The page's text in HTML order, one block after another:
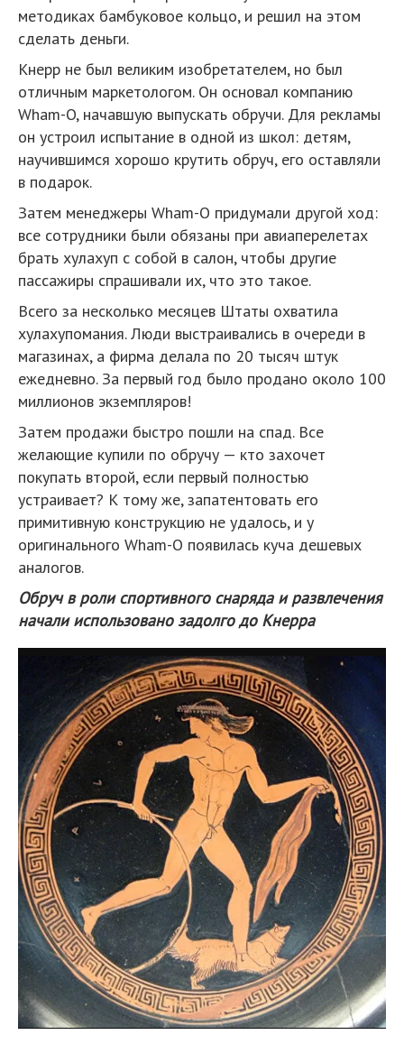
методиках бамбуковое кольцо, и решил на этом
сделать деньги.
Кнерр не был великим изобретателем, но был
отличным маркетологом. Он основал компанию
Wham-O, начавшую выпускать обручи. Для рекламы
он устроил испытание в одной из школ: детям,
научившимся хорошо крутить обруч, его оставляли
в подарок.
Затем менеджеры Wham-O придумали другой ход:
все сотрудники были обязаны при авиаперелетах
брать хулахуп с собой в салон, чтобы другие
пассажиры спрашивали их, что это такое.
Всего за несколько месяцев Штаты охватила
хулахупомания. Люди выстраивались в очереди в
магазинах, а фирма делала по 20 тысяч штук
ежедневно. За первый год было продано около 100
миллионов экземпляров!
Затем продажи быстро пошли на спад. Все
желающие купили по обручу — кто захочет
покупать второй, если первый полностью
устраивает? К тому же, запатентовать его
примитивную конструкцию не удалось, и у
оригинального Wham-O появилась куча дешевых
аналогов.
Обруч в роли спортивного снаряда и развлечения
начали использовано задолго до Кнерра